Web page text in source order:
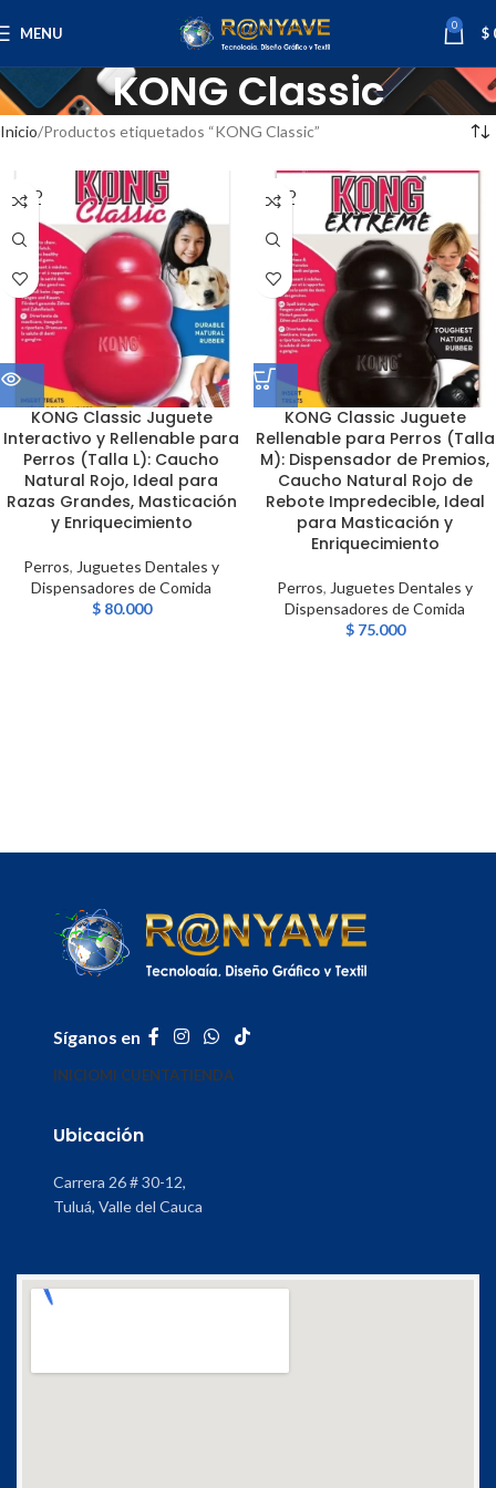
MENU 0 $
KONG Classic
Inicio Productos etiquetados “KONG Classic”
SOLD
OUT
KONG Classic Juguete
Interactivo y Rellenable para
Perros (Talla L): Caucho
Natural Rojo, Ideal para
Razas Grandes, Masticación
y Enriquecimiento
Perros, Juguetes Dentales y
Dispensadores de Comida
$80.000
SOLD
OUT
KONG Classic Juguete
Rellenable para Perros (Talla
M): Dispensador de Premios,
Caucho Natural Rojo de
Rebote Impredecible, Ideal
para Masticación y
Enriquecimiento
Perros, Juguetes Dentales y
Dispensadores de Comida
$75.000
Síganos en
INICIOMI CUENTATIENDA
Ubicación
Carrera 26 # 30-12,
Tuluá, Valle del Cauca